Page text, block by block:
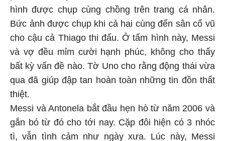
hình được chụp cùng chồng trên trang cá nhân.
Bức ảnh được chụp khi cả hai cùng đến sân cổ vũ
cho cậu cả Thiago thi đấu. Ở tấm hình này, Messi
và vợ đều mỉm cười hạnh phúc, không cho thấy
bất kỳ vấn đề nào. Tờ Uno cho rằng động thái vừa
qua đã giúp đập tan hoàn toàn những tin đồn thất
thiệt.
Messi và Antonela bắt đầu hẹn hò từ năm 2006 và
gắn bó từ đó cho tới nay. Cặp đôi hiện có 3 nhóc
tì, vẫn tình cảm như ngày xưa. Lúc này, Messi